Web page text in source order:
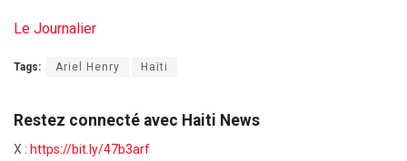
Le Journalier
Tags: Ariel Henry Haïti
Restez connecté avec Haiti News
X : https://bit.ly/47b3arf